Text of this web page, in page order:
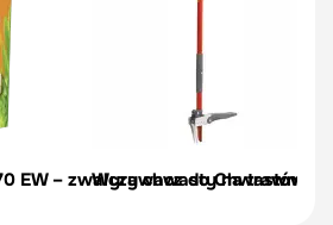
EW – zwalcza chwasty na
Wyrywacz do Chwastów |